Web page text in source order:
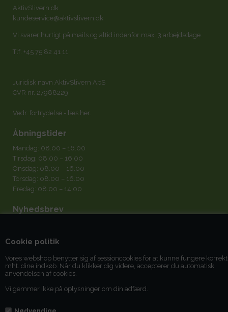
Cookie politik
Vores webshop benytter sig af sessioncookies for at kunne fungere korrekt
mht. dine indkøb. Når du klikker dig videre, accepterer du automatisk
anvendelsen af cookies.
Vi gemmer ikke på oplysninger om din adfærd.
AktivSlivern.dk
kundeservice@aktivslivern.dk
Vi svarer hurtigt på mails og altid indenfor max. 3 arbejdsdage.
Tlf. +45 75 82 41 11
Juridisk navn AktivSlivern ApS
CVR nr. 27988229
Vedr. fortrydelse - læs her.
Åbningstider
Mandag: 08.00 – 16.00
Tirsdag: 08.00 – 16.00
Onsdag: 08.00 – 16.00
Torsdag: 08.00 – 16.00
Fredag: 08.00 – 14.00
Nyhedsbrev
Jeg acceptererbetingelserne